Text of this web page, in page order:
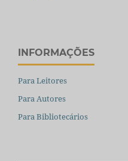
INFORMAÇÕES
Para Leitores
Para Autores
Para Bibliotecários